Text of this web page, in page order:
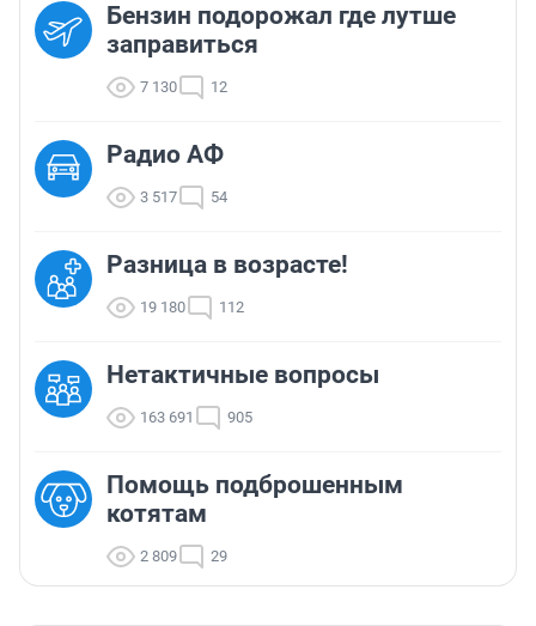
Бензин подорожал где лутше
заправиться
7 130 12
Радио АФ
3 517 54
Разница в возрасте!
19 180 112
Нетактичные вопросы
163 691 905
Помощь подброшенным
котятам
2 809 29